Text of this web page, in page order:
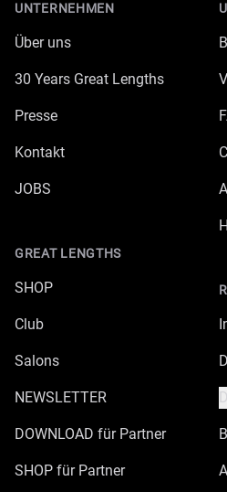
UNTERNEHMEN
Über uns
30 Years Great Lengths
Presse
Kontakt
JOBS
GREAT LENGTHS
SHOP
Club
Salons
NEWSLETTER
DOWNLOAD für Partner
SHOP für Partner